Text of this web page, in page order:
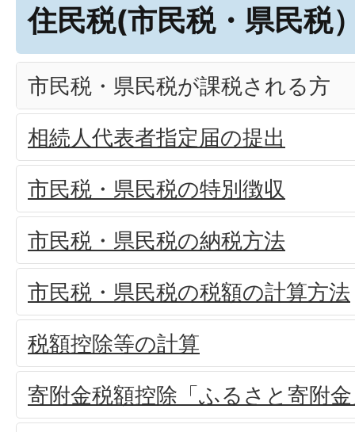
住民税(市民税・県民税
市民税・県民税が課税される方
相続人代表者指定届の提出
市民税・県民税の特別徴収
市民税・県民税の納税方法
市民税・県民税の税額の計算方法
税額控除等の計算
寄附金税額控除「ふるさと寄附